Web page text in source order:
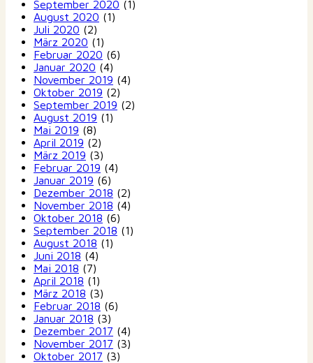
September 2020 (1)
August 2020 (1)
Juli 2020 (2)
März 2020 (1)
Februar 2020 (6)
Januar 2020 (4)
November 2019 (4)
Oktober 2019 (2)
September 2019 (2)
August 2019 (1)
Mai 2019 (8)
April 2019 (2)
März 2019 (3)
Februar 2019 (4)
Januar 2019 (6)
Dezember 2018 (2)
November 2018 (4)
Oktober 2018 (6)
September 2018 (1)
August 2018 (1)
Juni 2018 (4)
Mai 2018 (7)
April 2018 (1)
März 2018 (3)
Februar 2018 (6)
Januar 2018 (3)
Dezember 2017 (4)
November 2017 (3)
Oktober 2017 (3)